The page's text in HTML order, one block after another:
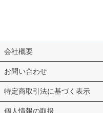
会社概要
お問い合わせ
特定商取引法に基づく表示
個人情報の取扱